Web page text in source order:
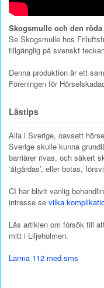
Skogsmulle och den
Se Skogsmulle hos
tillgänglig på svenskt
Denna produktion är ett
Föreningen för
Lästips
Alla i Sverige, oavsett
Sverige skulle kunna
barriärer rivas, och säkert
‘åtgärdas’, eller botas,
CI har blivit vanlig
intresse se vilka
Läs artiklen om försök till
mitt i Liljeholmen.
Larma 112 med sms